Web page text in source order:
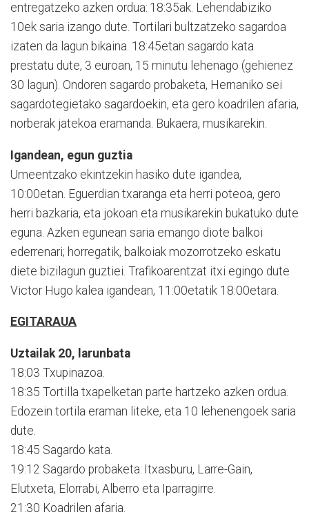
entregatzeko azken ordua: 18:35ak. Lehendabiziko
10ek saria izango dute. Tortilari bul­tzatzeko sagardoa
izaten da lagun bikaina. 18:45etan sagardo kata
prestatu dute, 3 euroan, 15 minutu lehenago (gehienez
30 lagun). Ondoren sagardo probaketa, Hernani­ko sei
sagardotegietako sa­gar­doekin, eta gero koadrilen afaria,
norberak jatekoa eramanda. Bu­kae­ra, musikarekin.
Igandean, egun guztia
Umeentzako ekintzekin hasiko dute igandea,
10:00etan. Eguerdian txaranga eta herri poteoa, gero
herri bazkaria, eta jokoan eta musikarekin bukatuko dute
eguna. Azken egunean saria emango diote balkoi
ederrenari; horregatik, balkoiak mo­zorrotzeko eskatu
diete bizilagun guztiei. Trafikoarentzat itxi egingo dute
Victor Hugo kalea igandean, 11:00etatik 18:00etara.
EGITARAUA
Uztailak 20, larunbata
18:03 Txupinazoa.
18:35 Tortilla txapelketan parte hartzeko azken ordua.
Edozein tortila eraman liteke, eta 10 lehenengoek saria
dute.
18:45 Sagardo kata.
19:12 Sagardo probaketa: Itxasburu, Larre-Gain,
Elutxeta, Elorrabi, Alberro eta Iparragirre.
21:30 Koadrilen afaria.